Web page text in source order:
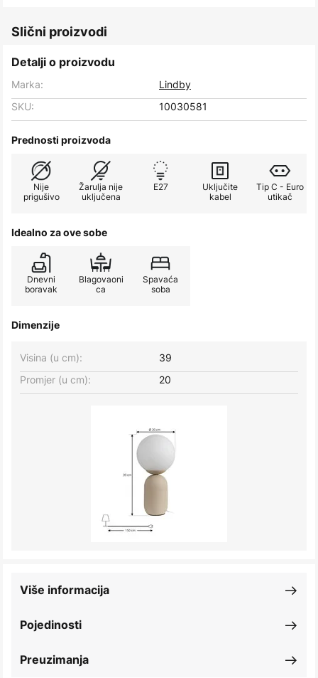
Slični proizvodi
Detalji o proizvodu
Marka:
Lindby
SKU:
10030581
Prednosti proizvoda
Nije
prigušivo
Žarulja nije
uključena
E27
Uključite
kabel
Tip C - Euro
utikač
Idealno za ove sobe
Dnevni
boravak
Blagovaoni
ca
Spavaća
soba
Dimenzije
Visina (u cm):
39
Promjer (u cm):
20
Pojedinosti
Više informacija
Preuzimanja